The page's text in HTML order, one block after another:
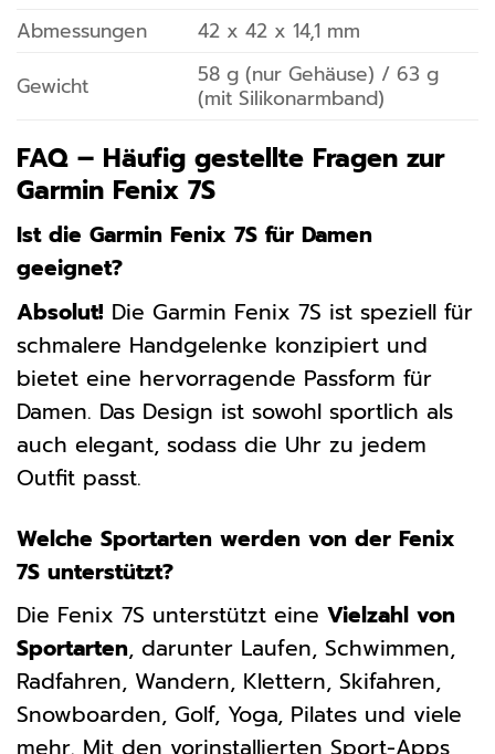
Abmessungen
42 x 42 x 14,1 mm
Gewicht
58 g (nur Gehäuse) / 63 g
(mit Silikonarmband)
FAQ – Häufig gestellte Fragen zur
Garmin Fenix 7S
Ist die Garmin Fenix 7S für Damen
geeignet?
Absolut! Die Garmin Fenix 7S ist speziell für
schmalere Handgelenke konzipiert und
bietet eine hervorragende Passform für
Damen. Das Design ist sowohl sportlich als
auch elegant, sodass die Uhr zu jedem
Outfit passt.
Welche Sportarten werden von der Fenix
7S unterstützt?
Die Fenix 7S unterstützt eine Vielzahl von
Sportarten, darunter Laufen, Schwimmen,
Radfahren, Wandern, Klettern, Skifahren,
Snowboarden, Golf, Yoga, Pilates und viele